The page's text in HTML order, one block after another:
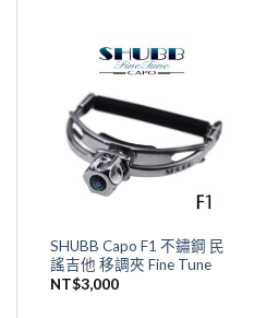
SHUBB Capo F1 不鏽鋼 民
謠吉他 移調夾 Fine Tune
NT$3,000